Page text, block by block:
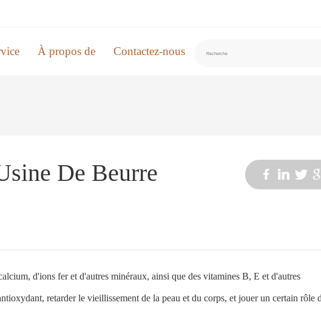
À propos de Contactez-nous
De Beurre
d'ions fer et d'autres minéraux, ainsi que des vitamines B, E et d'autres
retarder le vieillissement de la peau et du corps, et jouer un certain rôle